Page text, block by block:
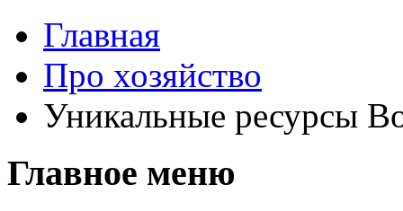
Главная
Про хозяйство
Уникальные ресурсы
Главное меню